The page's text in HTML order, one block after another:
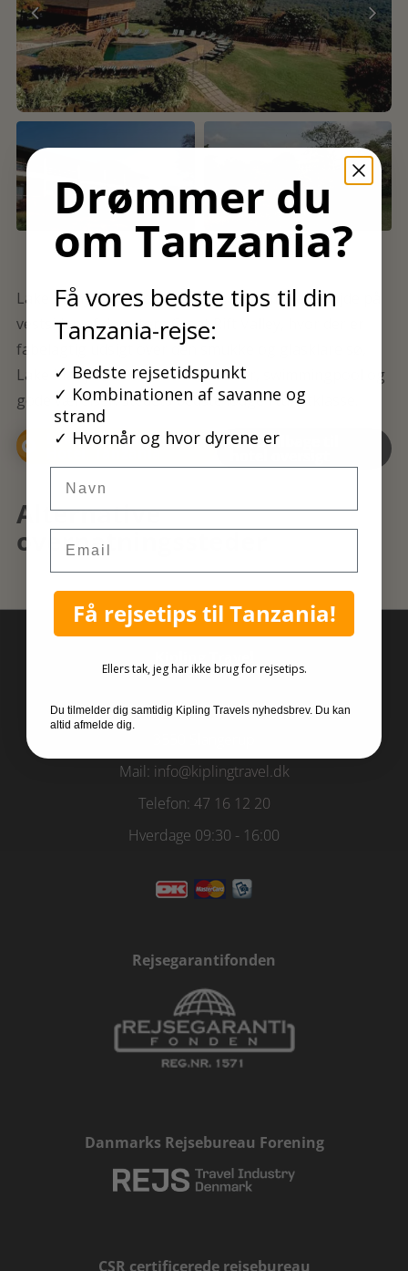
 
Lake Manyara Hotel ligger i ca. 1.400 meters højde på
vestsiden af den store Great Rift Valley, hvor der er
fabelagtig udsigt over den smukke og glasklare sø,
Lake Manyara. Der er 100 værelser, swimmingpool og
gode værelser. Stedets bedste lodge i turistklasse.
Lake Manyara
Hotel, Tanzania
Gå tilbage til
Alternative
overnatningssteder
Kongensgade 17A
Mail: info@kiplingtravel.dk
Telefon: 47 16 12 20
Hverdage 09:30 - 16:00
Rejsegarantifonden
Danmarks Rejsebureau Forening
CSR certificerede rejsebureau
Drømmer du
om Tanzania?
Få vores bedste tips til din
Tanzania-rejse:
✓ Bedste rejsetidspunkt
✓ Kombinationen af savanne og
strand
✓ Hvornår og hvor dyrene er
Få rejsetips til Tanzania!
Ellers tak, jeg har ikke brug for rejsetips.
Du tilmelder dig samtidig Kipling Travels nyhedsbrev. Du kan
altid afmelde dig.